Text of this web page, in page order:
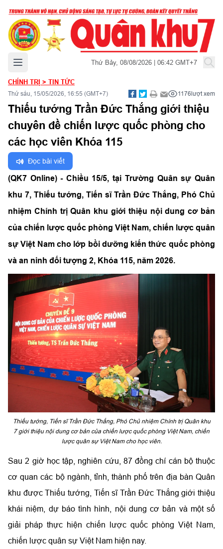
Mở menu chính Thứ Bảy, 08/08/2026 | 06:42 GMT+7
CHÍNH TRỊ > TIN TỨC
Thứ sáu, 15/05/2026, 16:55 (GMT+7) 1176lượt xem
Thiếu tướng Trần Đức Thắng giới thiệu
chuyên đề chiến lược quốc phòng cho
các học viên Khóa 115
Đọc bài viết
(QK7 Online) -Chiều 15/5, tại Trường Quân sự Quân
khu 7, Thiếu tướng, Tiến sĩ Trần Đức Thắng, Phó Chủ
nhiệm Chính trị Quân khu giới thiệu nội dung cơ bản
của chiến lược quốc phòng Việt Nam, chiến lược quân
sự Việt Nam cho lớp bồi dưỡng kiến thức quốc phòng
và an ninh đối tượng 2, Khóa 115, năm 2026.
Thiếu tướng, Tiến sĩ Trần Đức Thắng, Phó Chủ nhiệm Chính trị Quân khu
7 giới thiệu nội dung cơ bản của chiến lược quốc phòng Việt Nam, chiến
lược quân sự Việt Nam cho học viên.
Sau 2 giờ học tập, nghiên cứu, 87 đồng chí cán bộ thuộc
cơ quan các bộ ngành, tỉnh, thành phố trên địa bàn Quân
khu được Thiếu tướng, Tiến sĩ Trần Đức Thắng giới thiệu
khái niệm, dự báo tình hình, nội dung cơ bản và một số
giải pháp thực hiện chiến lược quốc phòng Việt Nam,
chiến lược quân sự Việt Nam hiện nay.